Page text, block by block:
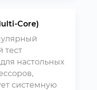
Core)
тест
настольных
системную